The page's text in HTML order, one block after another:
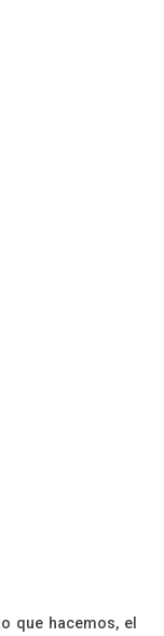
que hacemos, el